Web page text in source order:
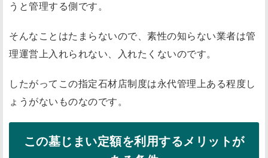
うと管理する側です。
そんなことはたまらないので、素性の知らない業者は管
理運営上入れられない、入れたくないのです。
したがってこの指定石材店制度は永代管理上ある程度し
ょうがないものなのです。
この墓じまい定額を利用するメリットが